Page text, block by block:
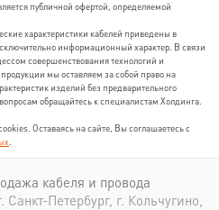
публичной офертой, определяемой
характеристики кабелей приведены в
информационный характер. В связи
совершенствования технологий и
мы оставляем за собой право на
изделий без предварительного
обращайтесь к специалистам Холдинга.
Оставаясь на сайте, Вы соглашаетесь с
кабеля и провода
Санкт-Петербург, г. Кольчугино,